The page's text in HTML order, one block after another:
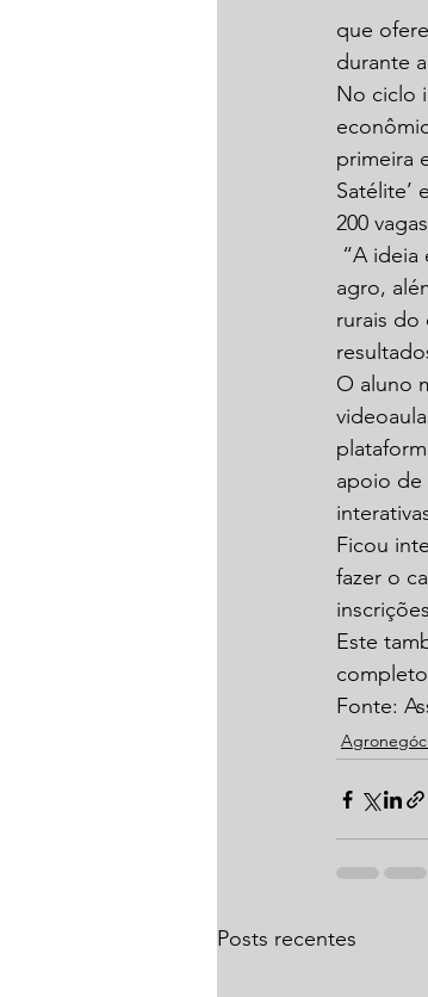
que
durante
No ciclo
primeira
Satélite’
200
“A
agro,
rurais do
O aluno
apoio de
Ficou
fazer o
Este
Fonte:
Posts recentes